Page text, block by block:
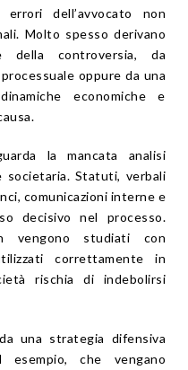
dell’avvocato non
Molto spesso derivano
della controversia, da
oppure da una
economiche e
la mancata analisi
societaria. Statuti, verbali
comunicazioni interne e
decisivo nel processo.
vengono studiati con
correttamente in
rischia di indebolirsi
una strategia difensiva
esempio, che vengano